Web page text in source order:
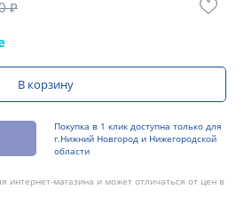
₽
В корзину
Покупка в 1 клик доступна только для
г.Нижний Новгород и Нижегородской
области
интернет-магазина и может отличаться от цен в